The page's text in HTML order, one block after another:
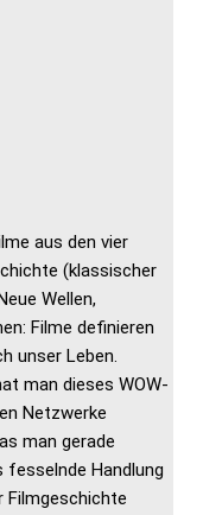
aus den vier
(klassischer
Wellen,
Filme definieren
unser Leben.
man dieses WOW-
Netzwerke
man gerade
Handlung
Filmgeschichte